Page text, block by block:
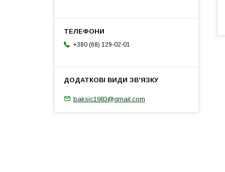
+380 (68) 129-02-01
baksic1983@gmail.com